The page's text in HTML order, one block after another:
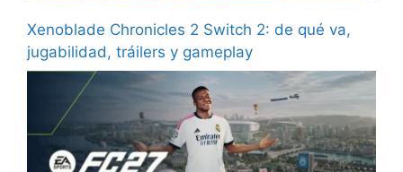
Xenoblade Chronicles 2 Switch 2: de qué va,
jugabilidad, tráilers y gameplay